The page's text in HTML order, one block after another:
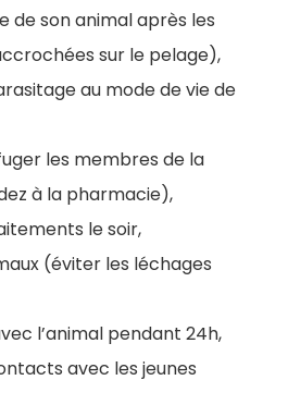
de son animal après les
sur le pelage),
au mode de vie de
les membres de la
à la pharmacie),
le soir,
(éviter les léchages
l’animal pendant 24h,
avec les jeunes